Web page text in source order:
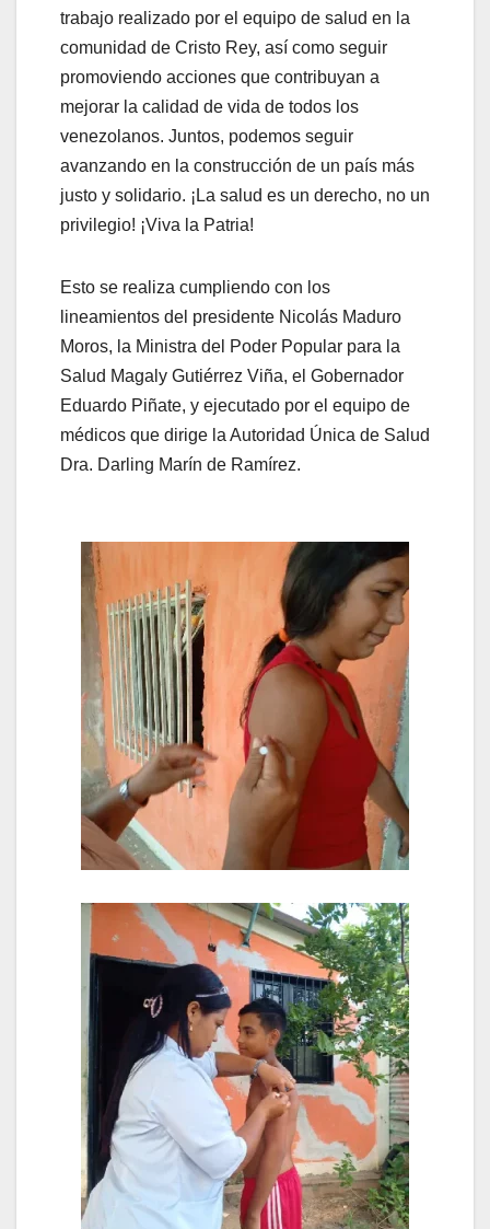
trabajo realizado por el equipo de salud en la
comunidad de Cristo Rey, así como seguir
promoviendo acciones que contribuyan a
mejorar la calidad de vida de todos los
venezolanos. Juntos, podemos seguir
avanzando en la construcción de un país más
justo y solidario. ¡La salud es un derecho, no un
privilegio! ¡Viva la Patria!
Esto se realiza cumpliendo con los
lineamientos del presidente Nicolás Maduro
Moros, la Ministra del Poder Popular para la
Salud Magaly Gutiérrez Viña, el Gobernador
Eduardo Piñate, y ejecutado por el equipo de
médicos que dirige la Autoridad Única de Salud
Dra. Darling Marín de Ramírez.